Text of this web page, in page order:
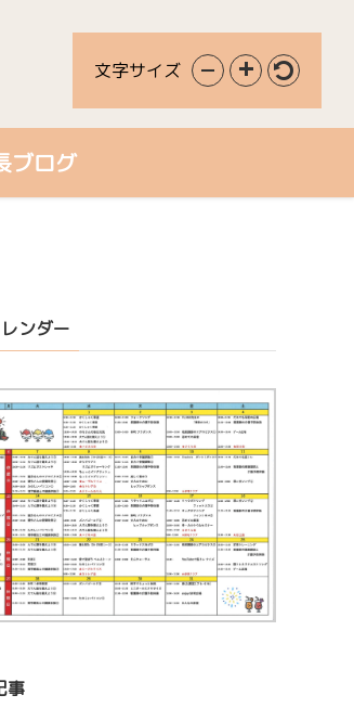
ブログ
ンダー
事
文字サイズ